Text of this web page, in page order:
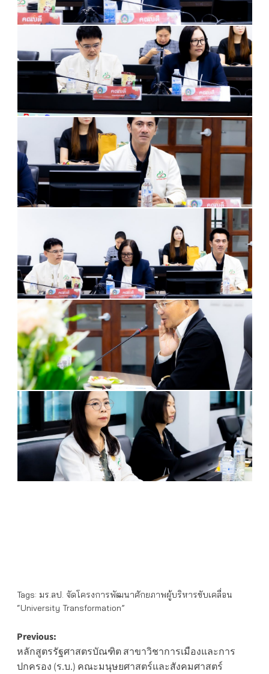
Tags: มร.ลป. จัดโครงการพัฒนาศักยภาพผู้บริหารขับเคลื่อน
“University Transformation”
Post
navigation
Previous:
หลักสูตรรัฐศาสตรบัณฑิต สาขาวิชาการเมืองและการ
ปกครอง (ร.บ.) คณะมนุษยศาสตร์และสังคมศาสตร์